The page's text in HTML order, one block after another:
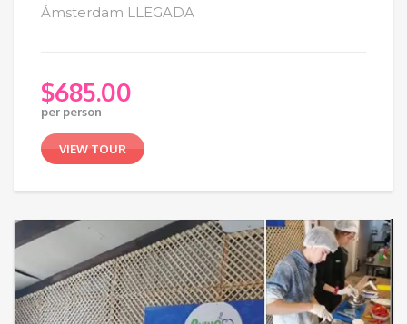
Ámsterdam LLEGADA
$685.00
per person
VIEW TOUR